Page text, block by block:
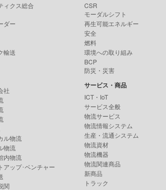
ィクス総合
ダー
輸送
社
ル物流
物流
内物流
アップ･ベンチャー
関
CSR
モーダルシフト
再生可能エネルギー
安全
燃料
環境への取り組み
BCP
防災・災害
サービス・商品
ICT・IoT
サービス全般
物流サービス
物流情報システム
生産・流通システム
物流資材
物流機器
物流関連商品
新商品
トラック